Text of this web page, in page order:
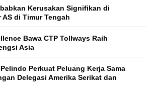
Kerusakan Signifikan di
di Timur Tengah
Bawa CTP Tollways Raih
Asia
Perkuat Peluang Kerja Sama
Delegasi Amerika Serikat dan